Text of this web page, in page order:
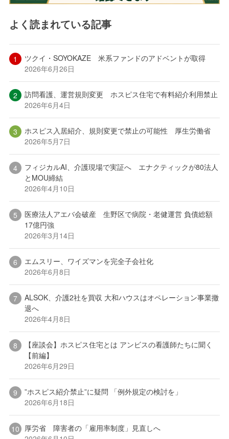
よく読まれている記事
ツクイ・SOYOKAZE 米系ファンドのアドベントが取得
2026年6月26日
訪問看護、運営規則変更 ホスピス住宅で有料紹介利用禁止
2026年6月4日
ホスピス入居紹介、規則変更で禁止の可能性 厚生労働省
2026年5月7日
フィジカルAI、介護現場で実証へ エナクティックが80法人
とMOU締結
2026年4月10日
医療法人アエバ会破産 生野区で病院・老健運営 負債総額
17億円強
2026年3月14日
エムスリー、ワイズマンを完全子会社化
2026年6月8日
ALSOK、介護2社を買収 大和ハウスはオペレーション事業撤
退へ
2026年4月8日
【座談会】ホスピス住宅とは アンビスの看護師たちに聞く
【前編】
2026年6月29日
”ホスピス紹介禁止”に疑問 「例外規定の検討を」
2026年6月18日
厚労省 障害者の「雇用率制度」見直しへ